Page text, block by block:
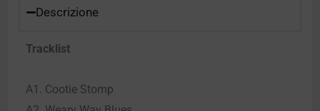
Descrizione
Tracklist
A1. Cootie Stomp